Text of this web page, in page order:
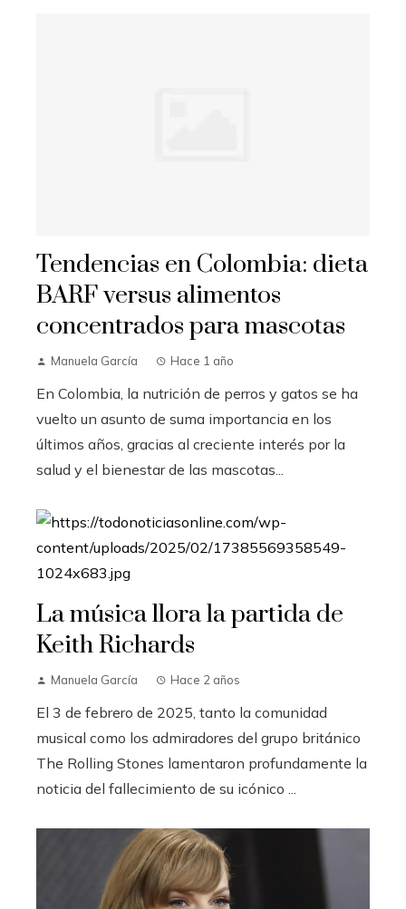
Tendencias en Colombia: dieta
BARF versus alimentos
concentrados para mascotas
Manuela García Hace 1 año
En Colombia, la nutrición de perros y gatos se ha
vuelto un asunto de suma importancia en los
últimos años, gracias al creciente interés por la
salud y el bienestar de las mascotas...
La música llora la partida de
Keith Richards
Manuela García Hace 2 años
El 3 de febrero de 2025, tanto la comunidad
musical como los admiradores del grupo británico
The Rolling Stones lamentaron profundamente la
noticia del fallecimiento de su icónico ...